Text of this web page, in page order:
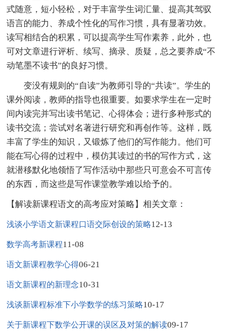
式随意，短小轻松，对于丰富学生词汇量、提高其驾驭
语言的能力、养成个性化的写作习惯，具有显著功效。
读写相结合的积累，可以提高学生写作素养，此外，也
可对文章进行评析、续写、摘录、质疑，总之要养成“不
动笔墨不读书”的良好习惯。
变没有规则的“自读”为教师引导的“共读”。学生的
课外阅读，教师的指导也很重要。如要求学生在一定时
间内读完并写出读书笔记、心得体会；进行多种形式的
读书交流；尝试对名著进行研究和再创作等。这样，既
丰富了学生的知识，又锻炼了他们的写作能力。他们可
能在写心得的过程中，模仿其读过的书的写作方式，这
就潜移默化地领悟了写作活动中那些只可意会不可言传
的东西，而这些是写作课堂教学难以给予的。
【解读新课程语文的高考应对策略】相关文章：
浅谈小学语文新课程口语交际创设的策略12-13
数学高考新课程11-08
语文新课程教学心得06-21
语文新课程的新理念10-31
浅谈新课程标准下小学数学的练习策略10-17
关于新课程下数学公开课的误区及对策的解读09-17